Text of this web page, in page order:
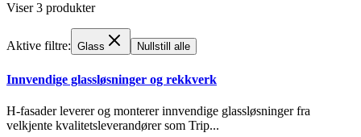
Viser3 produkter
Aktive filtre: Glass Nullstill alle
Innvendige glassløsninger og rekkverk
H-fasader leverer og monterer innvendige glassløsninger fra
velkjente kvalitetsleverandører som Trip...